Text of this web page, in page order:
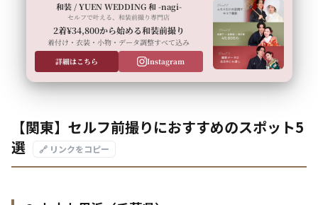
和装 / YUEN WEDDING 和 -nagi-
セルフで叶える、和装前撮り専門店
2着¥34,800から始める和装前撮り
着付け・衣装・小物・データ調整すべて込み
詳細はこちら
Instagram
【関東】セルフ前撮りにおすすめのスポット5
選
🔗 リンクをコピー